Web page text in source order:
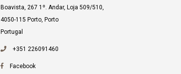
Boavista, 267 1º. Andar, Loja 509/510,
4050-115 Porto, Porto
Portugal
+351 226091460
Facebook